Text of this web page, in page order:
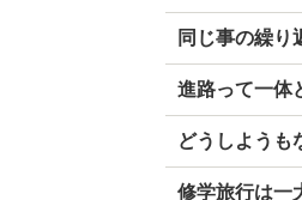
同じ事の繰り
進路って一体
どうしようも
修学旅行は一